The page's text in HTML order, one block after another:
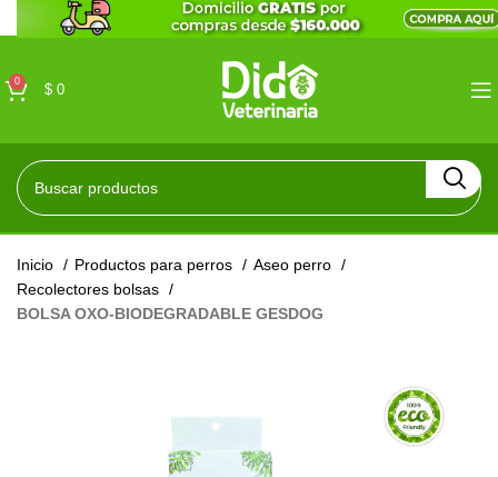
0
$ 0
Inicio Productos para perros
Aseo perro
Recolectores bolsas
BOLSA OXO-BIODEGRADABLE GESDOG